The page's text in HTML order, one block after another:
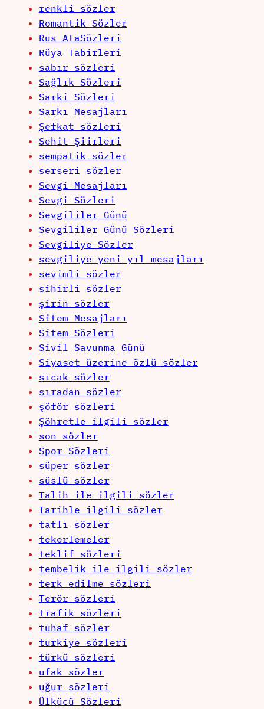
renkli sözler
Romantik Sözler
Rus AtaSözleri
Rüya Tabirleri
sabır sözleri
Sağlık Sözleri
Sarki Sözleri
Sarkı Mesajları
Şefkat sözleri
Sehit Şiirleri
sempatik sözler
serseri sözler
Sevgi Mesajları
Sevgi Sözleri
Sevgililer Günü
Sevgililer Günü Sözleri
Sevgiliye Sözler
sevgiliye yeni yıl mesajları
sevimli sözler
sihirli sözler
şirin sözler
Sitem Mesajları
Sitem Sözleri
Sivil Savunma Günü
Siyaset üzerine özlü sözler
sıcak sözler
sıradan sözler
şöför sözleri
Şöhretle ilgili sözler
son sözler
Spor Sözleri
süper sözler
süslü sözler
Talih ile ilgili sözler
Tarihle ilgili sözler
tatlı sözler
tekerlemeler
teklif sözleri
tembelik ile ilgili sözler
terk edilme sözleri
Terör sözleri
trafik sözleri
tuhaf sözler
turkiye sözleri
türkü sözleri
ufak sözler
uğur sözleri
Ülkücü Sözleri